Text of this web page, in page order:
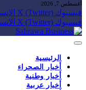
أغسطس 7, 2026
فيسبوك X (Twitter)
فيسبوك X (Twitter)
الرئيسية
أخبار الصحراء
أخبار وطنية
أخبار عربية